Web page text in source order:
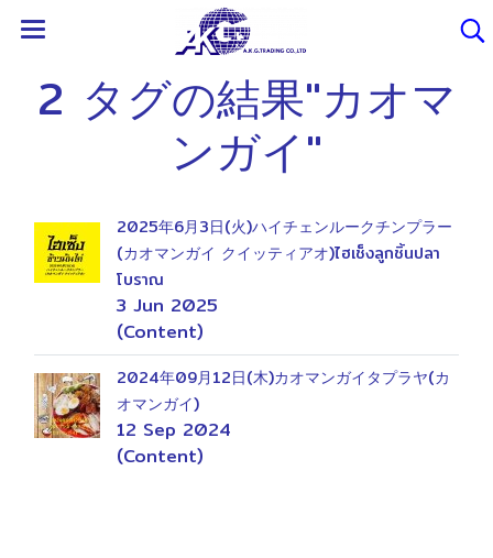
2 タグの結果"カオマ
ンガイ"
2025年6月3日(火)ハイチェンルークチンプラー
(カオマンガイ クイッティアオ)ไฮเช็งลูกชิ้นปลา
โบราณ
3 Jun 2025
(Content)
2024年09月12日(木)カオマンガイタプラヤ(カ
オマンガイ)
12 Sep 2024
(Content)